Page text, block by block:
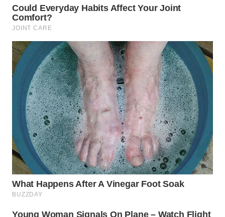
BOGOR
WN
DEPOK
WN
TAPANULI
UTARA
WN
SAMOSIR
WN
PADANG
LAWAS
SUMEDANG